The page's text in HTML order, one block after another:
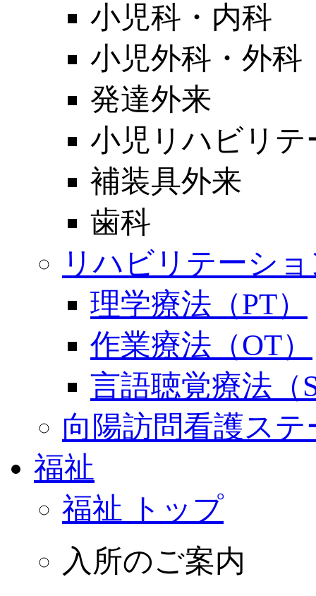
小児科・内科
小児外科・外科
発達外来
小児リハビリ
補装具外来
歯科
リハビリテーシ
理学療法（PT）
作業療法（OT）
言語聴覚療法（
向陽訪問看護ス
福祉
福祉 トップ
入所のご案内